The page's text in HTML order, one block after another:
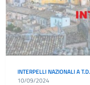
INTERPELLI NAZIONALI A
10/09/2024